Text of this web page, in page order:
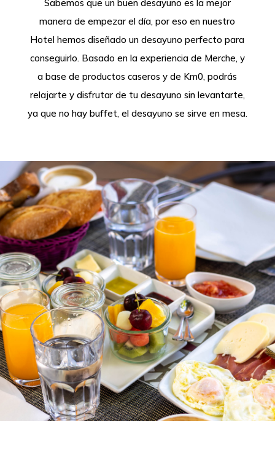
Sabemos que un buen desayuno es la mejor
manera de empezar el día, por eso en nuestro
Hotel hemos diseñado un desayuno perfecto para
conseguirlo. Basado en la experiencia de Merche, y
a base de productos caseros y de Km0, podrás
relajarte y disfrutar de tu desayuno sin levantarte,
ya que no hay buffet, el desayuno se sirve en mesa.